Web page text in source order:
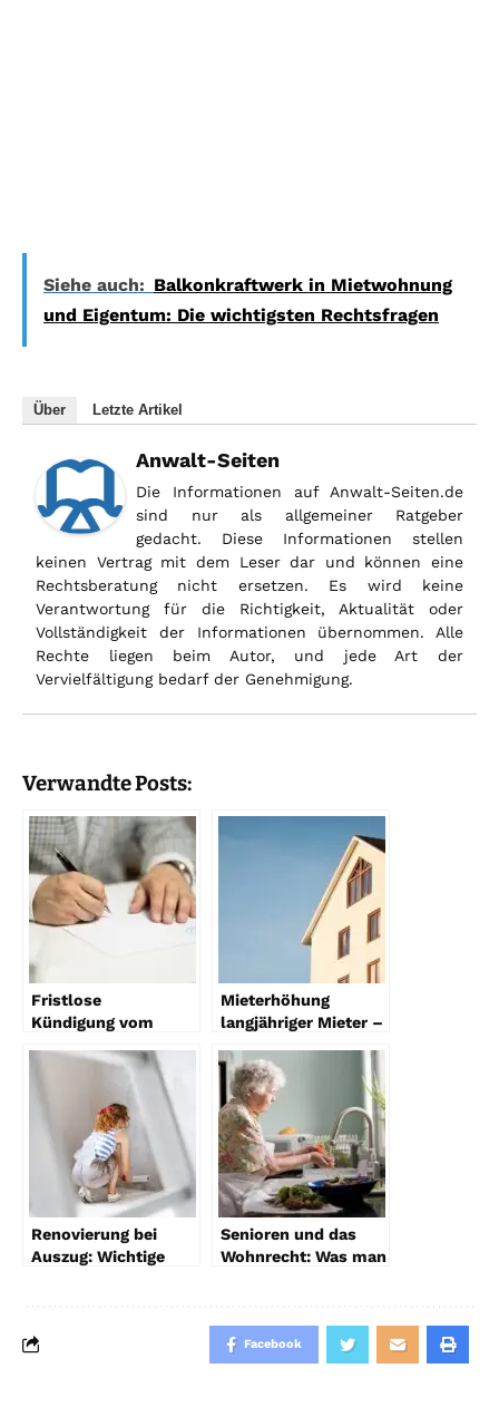
Siehe auch: Balkonkraftwerk in Mietwohnung
und Eigentum: Die wichtigsten Rechtsfragen
Über Letzte Artikel
Anwalt-Seiten
Die Informationen auf Anwalt-Seiten.de
sind nur als allgemeiner Ratgeber
gedacht. Diese Informationen stellen
keinen Vertrag mit dem Leser dar und können eine
Rechtsberatung nicht ersetzen. Es wird keine
Verantwortung für die Richtigkeit, Aktualität oder
Vollständigkeit der Informationen übernommen. Alle
Rechte liegen beim Autor, und jede Art der
Vervielfältigung bedarf der Genehmigung.
Verwandte Posts:
Fristlose
Kündigung vom
Unzumutbarkeit
Mieterhöhung
langjähriger Mieter –
beachten
Renovierung bei
Auszug: Wichtige
Senioren und das
Wohnrecht: Was man
Facebook